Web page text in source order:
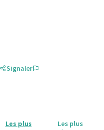
Signaler
Les plus
Les plus